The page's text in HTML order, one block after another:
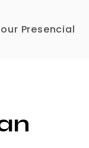
Presencial